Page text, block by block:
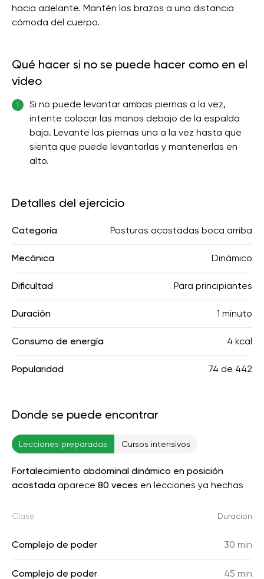
hacia adelante. Mantén los brazos a una distancia
cómoda del cuerpo.
Qué hacer si no se puede hacer como en el
video
1
Si no puede levantar ambas piernas a la vez,
intente colocar las manos debajo de la espalda
baja. Levante las piernas una a la vez hasta que
sienta que puede levantarlas y mantenerlas en
alto.
Detalles del ejercicio
Categoría Posturas acostadas boca arriba
Mecánica Dinámico
Dificultad Para principiantes
Duración 1 minuto
Consumo de energía 4 kcal
Popularidad 74 de 442
Donde se puede encontrar
Lecciones preparadas Cursos intensivos
Fortalecimiento abdominal dinámico en posición
acostada aparece 80 veces en lecciones ya hechas
Clase Duración
Complejo de poder 30 min
Complejo de poder 45 min